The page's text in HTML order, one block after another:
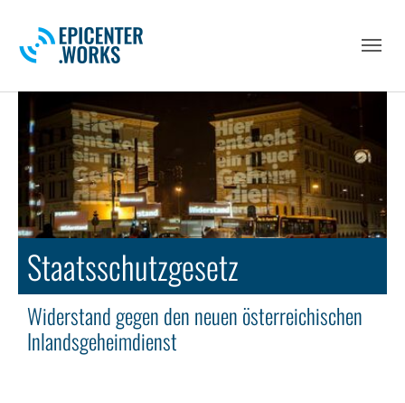
Staatsschutzgesetz
Widerstand gegen den neuen österreichischen
Inlandsgeheimdienst